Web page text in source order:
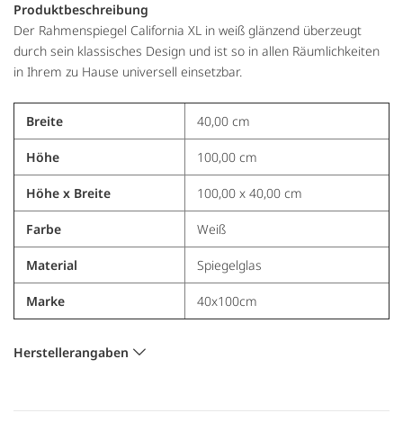
Produktbeschreibung
Der Rahmenspiegel California XL in weiß glänzend überzeugt
durch sein klassisches Design und ist so in allen Räumlichkeiten
in Ihrem zu Hause universell einsetzbar.
Breite 40,00 cm
Höhe 100,00 cm
Höhe x Breite 100,00 x 40,00 cm
Farbe Weiß
Material Spiegelglas
Marke 40x100cm
Herstellerangaben